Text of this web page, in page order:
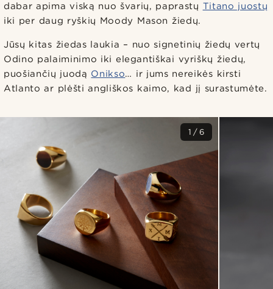
dabar apima viską nuo švarių, paprastų Titano juostų
iki per daug ryškių Moody Mason žiedų.
Jūsų kitas žiedas laukia – nuo signetinių žiedų vertų
Odino palaiminimo iki elegantiškai vyriškų žiedų,
puošiančių juodą Onikso… ir jums nereikės kirsti
Atlanto ar plėšti angliškos kaimo, kad jį surastumėte.
1/6